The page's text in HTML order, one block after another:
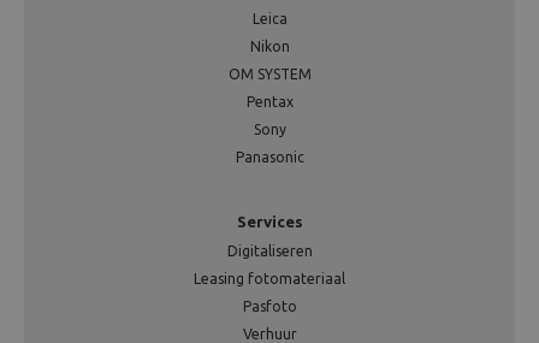
Leica
Nikon
OM SYSTEM
Pentax
Sony
Panasonic
Services
Digitaliseren
Leasing fotomateriaal
Pasfoto
Verhuur